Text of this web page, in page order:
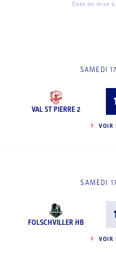
Date de mise
SAMEDI
VAL ST PIERRE 2
VOIR
SAMEDI
FOLSCHVILLER HB
VOIR